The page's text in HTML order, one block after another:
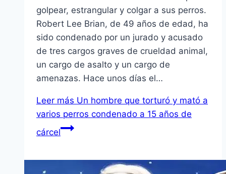
golpear, estrangular y colgar a sus perros.
Robert Lee Brian, de 49 años de edad, ha
sido condenado por un jurado y acusado
de tres cargos graves de crueldad animal,
un cargo de asalto y un cargo de
amenazas. Hace unos días el…
Leer más Un hombre que torturó y mató a
varios perros condenado a 15 años de
cárcel